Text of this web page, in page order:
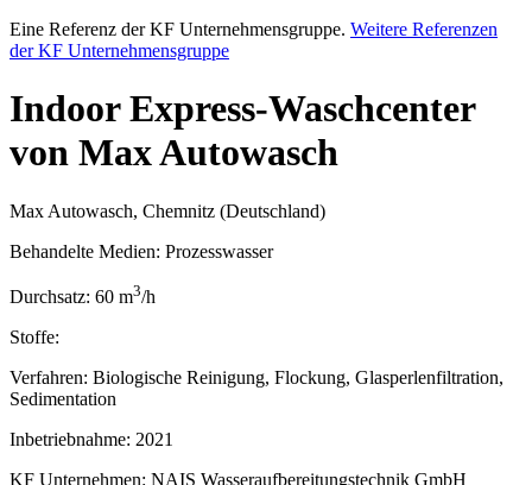
Eine Referenz der KF Unternehmensgruppe. Weitere Referenzen
der KF Unternehmensgruppe
Indoor Express-Waschcenter
von Max Autowasch
Max Autowasch, Chemnitz (Deutschland)
Behandelte Medien: Prozesswasser
Durchsatz: 60 m3/h
Stoffe:
Verfahren: Biologische Reinigung, Flockung, Glasperlenfiltration,
Sedimentation
Inbetriebnahme: 2021
KF Unternehmen: NAIS Wasseraufbereitungstechnik GmbH